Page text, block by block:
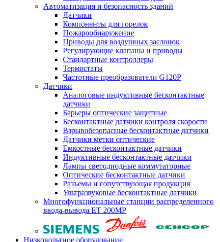
Автоматизация и безопасность зданий
Датчики
Компоненты для горелок
Пожарообнаружение
Приводы для воздушных заслонок
Регулирующие клапаны и приводы
Стандартные контроллеры
Термостаты
Частотные преобразователи G120P
Датчики
Аналоговые индуктивные бесконтактные
датчики
Барьеры оптические защитные
Бесконтактные датчики контроля скорости
Взрывобезопасные бесконтактные датчики
Датчики метки оптические
Емкостные бесконтактные датчики
Индуктивные бесконтактные датчики
Лампы светодиодные коммутаторные
Оптические бесконтактные датчики
Разъемы и сопутствующая продукция
Ультразвуковые бесконтактные датчики
Многофункциональные станции распределенного
ввода-вывода ET 200MP
Низковольтное оборудование